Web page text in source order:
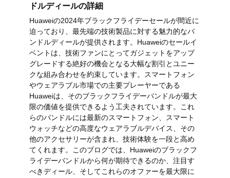
ドルディールの詳細
Huaweiの2024年ブラックフライデーセールが間近に
迫っており、最先端の技術製品に対する魅力的なバ
ンドルディールが提供されます。Huaweiのセールイ
ベントは、技術ファンにとってガジェットをアップ
グレードする絶好の機会となる大幅な割引とユニー
クな組み合わせを約束しています。スマートフォン
やウェアラブル市場での主要プレーヤーである
Huaweiは、そのブラックフライデーバンドルが最大
限の価値を提供できるよう工夫されています。これ
らのバンドルには最新のスマートフォン、スマート
ウォッチなどの高度なウェアラブルデバイス、その
他のアクセサリーが含まれ、技術体験を一段と高め
てくれます。このブログでは、Huaweiのブラックフ
ライデーバンドルから何が期待できるのか、注目す
べきディール、そしてこれらのオファーを最大限に